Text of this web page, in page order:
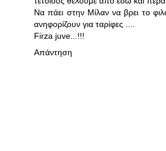
Να πάει στην Μίλαν να βρει το
ανηφορίζουν για ταρίφες ....
Firza juve...!!!
Απάντηση